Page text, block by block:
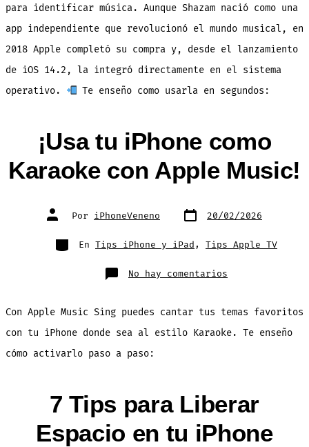
tu
Alrededor
con
Tu
para identificar música. Aunque Shazam nació como una
app independiente que revolucionó el mundo musical, en
2018 Apple completó su compra y, desde el lanzamiento
de iOS 14.2, la integró directamente en el sistema
operativo.
Te enseño como usarla en segundos:
¡Usa tu iPhone como
Karaoke con Apple Music!
Autor
de Por iPhoneVeneno Fecha
de 20/02/2026
Categorías
En Tips iPhone y iPad , Tips Apple TV
No hay comentarios
¡Usa
Karaoke
Apple
Music!
Con Apple Music Sing puedes cantar tus temas favoritos
con tu iPhone donde sea al estilo Karaoke. Te enseño
cómo activarlo paso a paso:
7 Tips para Liberar
Espacio en tu iPhone